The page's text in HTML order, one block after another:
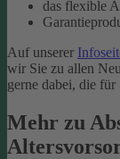
das flexible
Auf unserer
wir Sie zu allen
gerne dabei, die
Mehr zu